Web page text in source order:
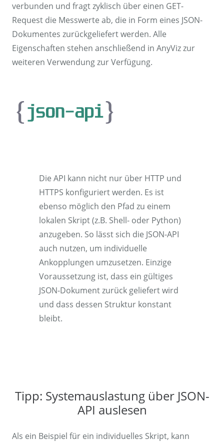
verbunden und fragt zyklisch über einen GET-
Request die Messwerte ab, die in Form eines JSON-
Dokumentes zurückgeliefert werden. Alle
Eigenschaften stehen anschließend in AnyViz zur
weiteren Verwendung zur Verfügung.
Die API kann nicht nur über HTTP und
HTTPS konfiguriert werden. Es ist
ebenso möglich den Pfad zu einem
lokalen Skript (z.B. Shell- oder Python)
anzugeben. So lässt sich die JSON-API
auch nutzen, um individuelle
Ankopplungen umzusetzen. Einzige
Voraussetzung ist, dass ein gültiges
JSON-Dokument zurück geliefert wird
und dass dessen Struktur konstant
bleibt.
Tipp: Systemauslastung über JSON-
API auslesen
Als ein Beispiel für ein individuelles Skript, kann